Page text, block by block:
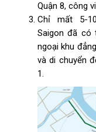
Quận 8, công
Chỉ mất 5-
Saigon đã có
ngoại khu
và di chuyển
1.